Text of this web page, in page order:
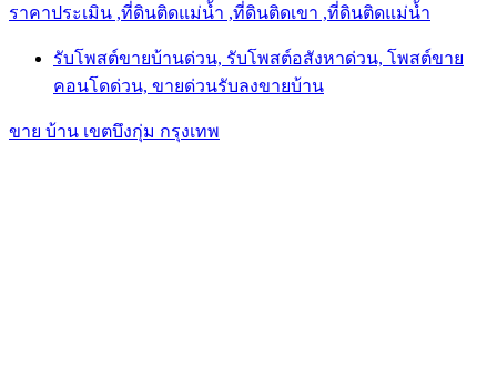
ราคาประเมิน ,ที่ดินติดแม่น้ำ ,ที่ดินติดเขา ,ที่ดินติดแม่น้ำ
รับโพสต์ขายบ้านด่วน, รับโพสต์อสังหาด่วน, โพสต์ขาย
คอนโดด่วน, ขายด่วนรับลงขายบ้าน
ขาย บ้าน เขตบึงกุ่ม กรุงเทพ